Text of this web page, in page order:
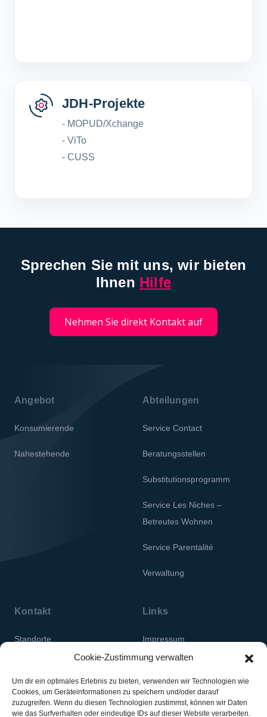
Cookie-Zustimmung verwalten
Um dir ein optimales Erlebnis zu bieten, verwenden wir Technologien wie
Cookies, um Geräteinformationen zu speichern und/oder darauf
zuzugreifen. Wenn du diesen Technologien zustimmst, können wir Daten
wie das Surfverhalten oder eindeutige IDs auf dieser Website verarbeiten.
JDH-Projekte
- MOPUD/Xchange
- ViTo
- CUSS
Sprechen Sie mit uns, wir bieten
Ihnen Hilfe
Nehmen Sie direkt Kontakt auf
Angebot
Konsumierende
Nahestehende
Abteilungen
Service Contact
Beratungsstellen
Substitutionsprogramm
Service Les Niches –
Betreutes Wohnen
Service Parentalité
Verwaltung
Kontakt
Standorte
Links
Impressum
Datenschutz